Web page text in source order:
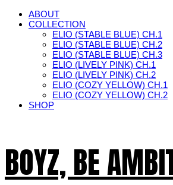
ABOUT
COLLECTION
ELIO (STABLE BLUE) CH.1
ELIO (STABLE BLUE) CH.2
ELIO (STABLE BLUE) CH.3
ELIO (LIVELY PINK) CH.1
ELIO (LIVELY PINK) CH.2
ELIO (COZY YELLOW) CH.1
ELIO (COZY YELLOW) CH.2
SHOP
BOYZ, BE